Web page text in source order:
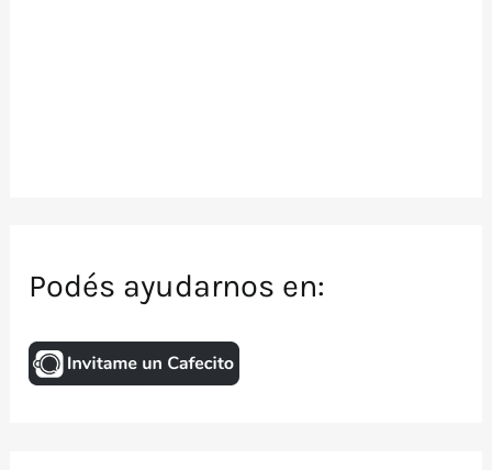
Podés ayudarnos en: